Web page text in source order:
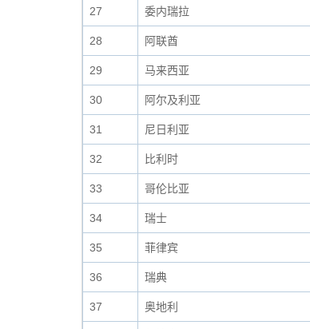
27 委内瑞拉
28 阿联酋
29 马来西亚
30 阿尔及利亚
31 尼日利亚
32 比利时
33 哥伦比亚
34 瑞士
35 菲律宾
36 瑞典
37 奥地利